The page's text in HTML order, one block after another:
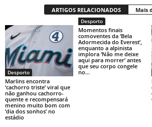
ARTIGOS RELACIONADOS Mais
Desporto
Marlins encontra
‘cachorro triste’ viral que
não ganhou cachorro-
quente e recompensará
menino muito bom com
‘dia dos sonhos’ no
estádio
Desporto
Momentos finais
comoventes da ‘Bela
Adormecida do Everest’,
enquanto a alpinista
implora ‘Não me deixe
aqui para morrer’ antes
que seu corpo congele
no...